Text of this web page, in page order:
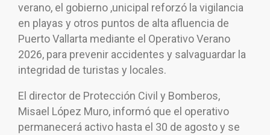
verano, el gobierno ,unicipal reforzó la vigilancia
en playas y otros puntos de alta afluencia de
Puerto Vallarta mediante el Operativo Verano
2026, para prevenir accidentes y salvaguardar la
integridad de turistas y locales.
El director de Protección Civil y Bomberos,
Misael López Muro, informó que el operativo
permanecerá activo hasta el 30 de agosto y se